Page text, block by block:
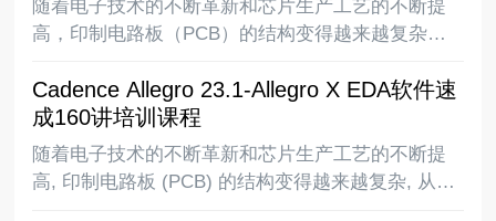
随着电子技术的不断革新和芯片生产工艺的不断提
高，印制电路板（PCB）的结构变得越来越复杂，
板，电路板上的布线密度越来越高，同时随着
DSP、ARM、FPGA、DDR等高速逻辑元件的应
用，PCB
Cadence Allegro 23.1-Allegro X EDA软件速
成160讲培训课程
随着电子技术的不断革新和芯片生产工艺的不断提
高, 印制电路板 (PCB) 的结构变得越来越复杂, 从最